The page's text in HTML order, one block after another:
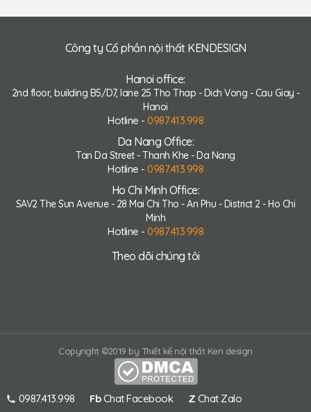
Công ty Cổ phần nội thất KENDESIGN
Hanoi office:
2nd floor, building B5/D7, lane 25 Tho Thap - Dich Vong - Cau Giay -
Hanoi
Hotline - 0987.413.998
Da Nang Office:
Tan Da Street - Thanh Khe - Da Nang
Hotline - 0987.413.998
Ho Chi Minh Office:
SAV2 The Sun Avenue - 28 Mai Chi Tho - An Phu - District 2 - Ho Chi
Minh
Hotline - 0987.413.998
Theo dõi chúng tôi
Copyright ©2019 by Thiết kế nội thất Ken design
0987.413.998 Fb Chat Facebook Z Chat Zalo